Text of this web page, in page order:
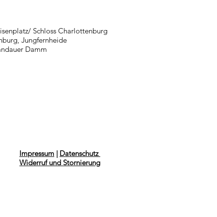
Schloss Charlottenburg
Jungfernheide
Damm
Impressum | Datenschutz
Widerruf und Stornierung